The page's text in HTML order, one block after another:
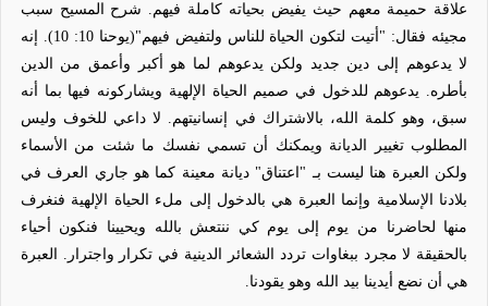
علاقة حميمة معهم حيث يفيض بحياته كاملة فيهم. شرح المسيح سبب
مجيئه فقال: "أتيت لتكون الحياة للناس ولتفيض فيهم"(يوحنا 10: 10). إنه
لا يدعوهم إلى دين جديد ولكن يدعوهم لما هو أكبر وأعمق من الدين
بأطره. يدعوهم للدخول في صميم الحياة الإلهية ويشاركونه فيها بما أنه
سبق، وهو كلمة الله، بالاشتراك في إنسانيتهم. لا داعي للخوف وليس
المطلوب تغيير الديانة ويمكنك أن تسمي نفسك ما شئت من الأسماء
ولكن العبرة هنا ليست بـ "اعتناق" ديانة معينة كما هو جاري العرف في
بلادنا الإسلامية وإنما العبرة هي بالدخول إلى ملء الحياة الإلهية فنغرف
منها لحاضرنا من يوم إلى يوم كي ننتعش بالله ويحيينا فنكون أحياء
بالحقيقة لا مجرد ببغاوات تردد الشعائر الدينية في تكرار واجترار. العبرة
هي أن نضع أيدينا بيد الله وهو يقودنا.